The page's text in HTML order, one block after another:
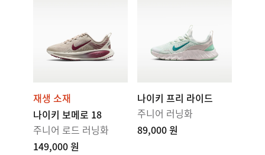
재생 소재
나이키 보메로 18
주니어 로드 러닝화
149,000 원
나이키 프리 라이드
주니어 러닝화
89,000 원